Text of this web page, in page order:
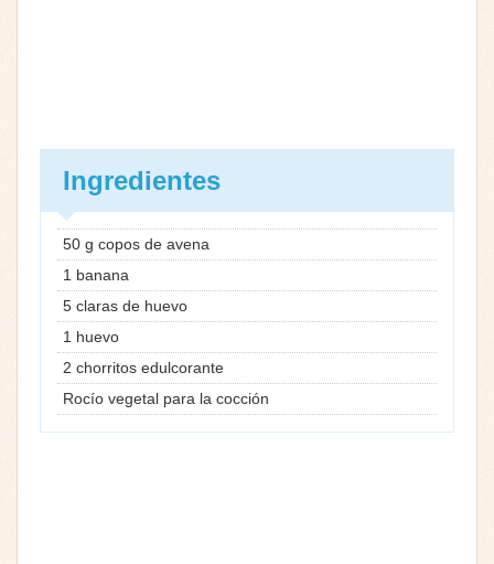
Ingredientes
50 g copos de avena
1 banana
5 claras de huevo
1 huevo
2 chorritos edulcorante
Rocío vegetal para la cocción